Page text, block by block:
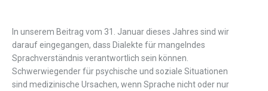
In unserem Beitrag vom 31. Januar dieses Jahres sind wir
darauf eingegangen, dass Dialekte für mangelndes
Sprachverständnis verantwortlich sein können.
Schwerwiegender für psychische und soziale Situationen
sind medizinische Ursachen, wenn Sprache nicht oder nur